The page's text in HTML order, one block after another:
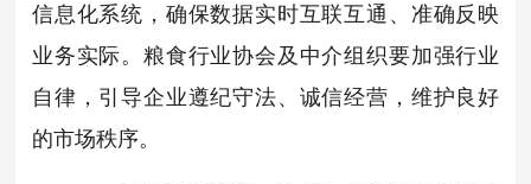
信息化系统，确保数据实时互联互通、准确反映
业务实际。粮食行业协会及中介组织要加强行业
自律，引导企业遵纪守法、诚信经营，维护良好
的市场秩序。